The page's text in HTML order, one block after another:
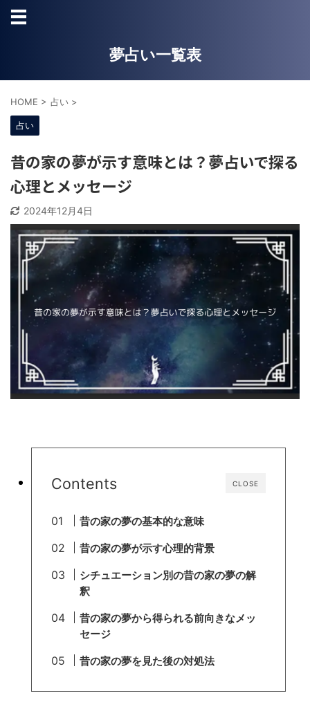
夢占い一覧表
HOME > 占い >
占い
昔の家の夢が示す意味とは？夢占いで探る
心理とメッセージ
2024年12月4日
CLOSE
Contents
昔の家の夢の基本的な意味
昔の家の夢が示す心理的背景
シチュエーション別の昔の家の夢の解
釈
昔の家の夢から得られる前向きなメッ
セージ
昔の家の夢を見た後の対処法